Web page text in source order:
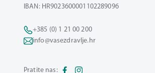
IBAN: HR9023600001102289096
+385 (0) 1 21 00 200
info@vasezdravlje.hr
Pratite nas: